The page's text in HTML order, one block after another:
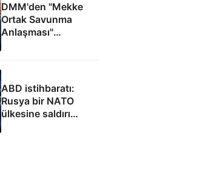
DMM'den "Mekke
Ortak Savunma
Anlaşması"
iddialarına yalanlama
ABD istihbaratı:
Rusya bir NATO
ülkesine saldırı
düzenleyebilir